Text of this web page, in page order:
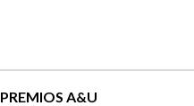
PREMIOS A&U